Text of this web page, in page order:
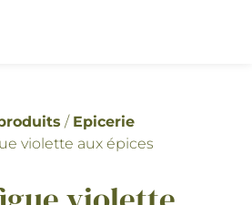
/ Epicerie
violette aux épices